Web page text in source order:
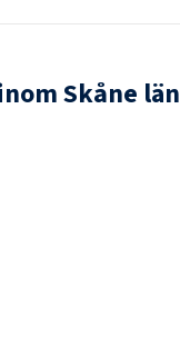
Skåne län